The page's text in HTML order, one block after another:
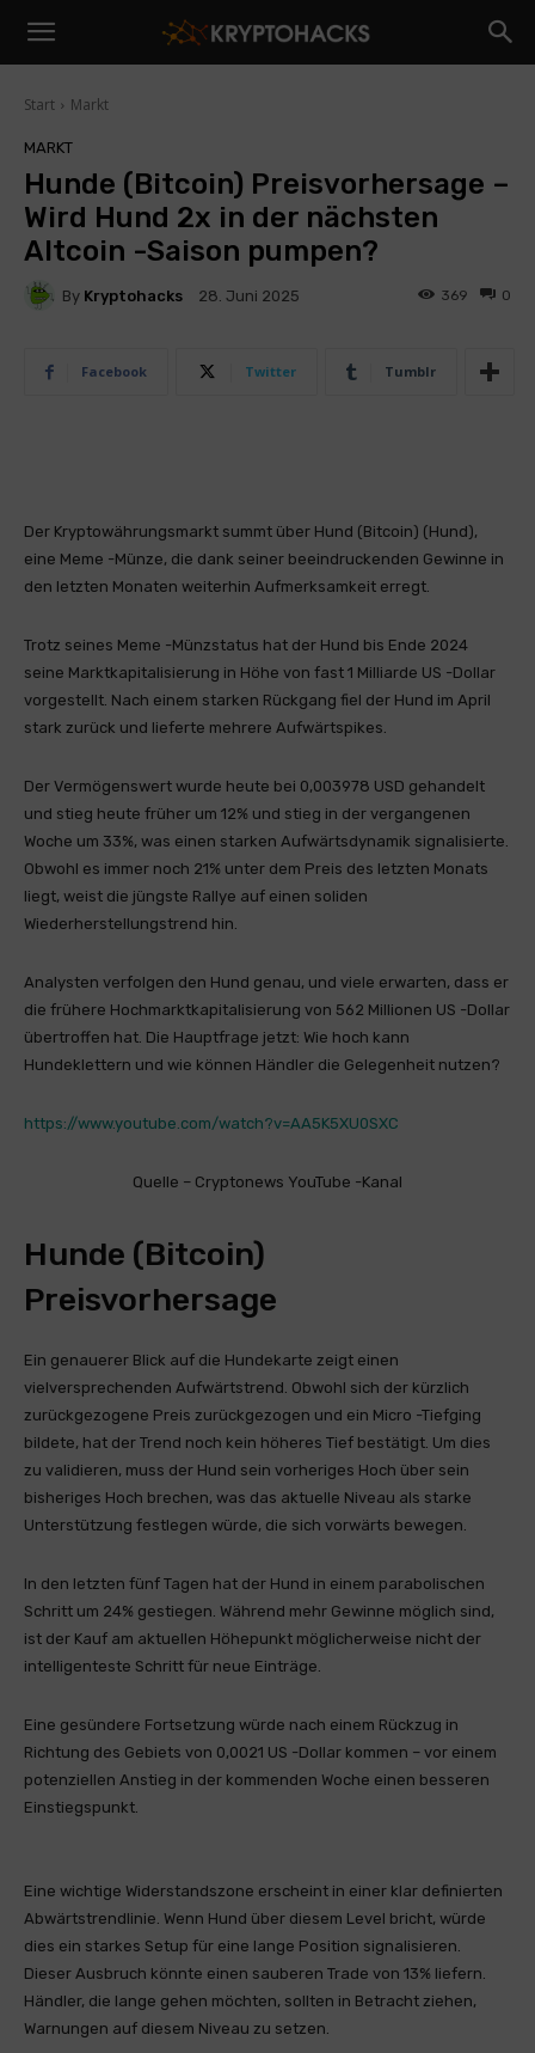
Start Markt
MARKT
Hunde (Bitcoin) Preisvorhersage –
Wird Hund 2x in der nächsten
Altcoin -Saison pumpen?
By Kryptohacks 28. Juni 2025 0
369
Facebook Twitter Tumblr
Der Kryptowährungsmarkt summt über Hund (Bitcoin) (Hund),
eine Meme -Münze, die dank seiner beeindruckenden Gewinne in
den letzten Monaten weiterhin Aufmerksamkeit erregt.
Trotz seines Meme -Münzstatus hat der Hund bis Ende 2024
seine Marktkapitalisierung in Höhe von fast 1 Milliarde US -Dollar
vorgestellt. Nach einem starken Rückgang fiel der Hund im April
stark zurück und lieferte mehrere Aufwärtspikes.
Der Vermögenswert wurde heute bei 0,003978 USD gehandelt
und stieg heute früher um 12% und stieg in der vergangenen
Woche um 33%, was einen starken Aufwärtsdynamik signalisierte.
Obwohl es immer noch 21% unter dem Preis des letzten Monats
liegt, weist die jüngste Rallye auf einen soliden
Wiederherstellungstrend hin.
Analysten verfolgen den Hund genau, und viele erwarten, dass er
die frühere Hochmarktkapitalisierung von 562 Millionen US -Dollar
übertroffen hat. Die Hauptfrage jetzt: Wie hoch kann
Hundeklettern und wie können Händler die Gelegenheit nutzen?
https://www.youtube.com/watch?v=AA5K5XU0SXC
Quelle – Cryptonews YouTube -Kanal
Hunde (Bitcoin)
Preisvorhersage
Ein genauerer Blick auf die Hundekarte zeigt einen
vielversprechenden Aufwärtstrend. Obwohl sich der kürzlich
zurückgezogene Preis zurückgezogen und ein Micro -Tiefging
bildete, hat der Trend noch kein höheres Tief bestätigt. Um dies
zu validieren, muss der Hund sein vorheriges Hoch über sein
bisheriges Hoch brechen, was das aktuelle Niveau als starke
Unterstützung festlegen würde, die sich vorwärts bewegen.
In den letzten fünf Tagen hat der Hund in einem parabolischen
Schritt um 24% gestiegen. Während mehr Gewinne möglich sind,
ist der Kauf am aktuellen Höhepunkt möglicherweise nicht der
intelligenteste Schritt für neue Einträge.
Eine gesündere Fortsetzung würde nach einem Rückzug in
Richtung des Gebiets von 0,0021 US -Dollar kommen – vor einem
potenziellen Anstieg in der kommenden Woche einen besseren
Einstiegspunkt.
Eine wichtige Widerstandszone erscheint in einer klar definierten
Abwärtstrendlinie. Wenn Hund über diesem Level bricht, würde
dies ein starkes Setup für eine lange Position signalisieren.
Dieser Ausbruch könnte einen sauberen Trade von 13% liefern.
Händler, die lange gehen möchten, sollten in Betracht ziehen,
Warnungen auf diesem Niveau zu setzen.